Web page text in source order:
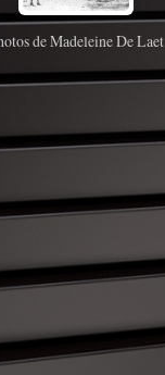
de Madeleine De Laet